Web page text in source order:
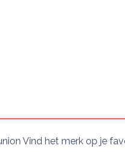
Vind het merk op je